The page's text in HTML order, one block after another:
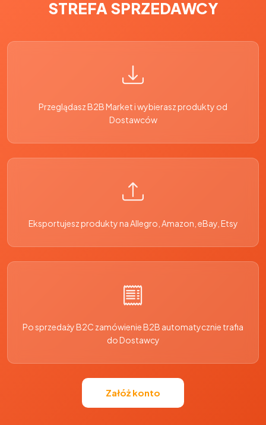
STREFA SPRZEDAWCY
Przeglądasz B2B Market i wybierasz produkty od
Dostawców
Eksportujesz produkty na Allegro, Amazon, eBay, Etsy
Po sprzedaży B2C zamówienie B2B automatycznie trafia
do Dostawcy
Załóż konto